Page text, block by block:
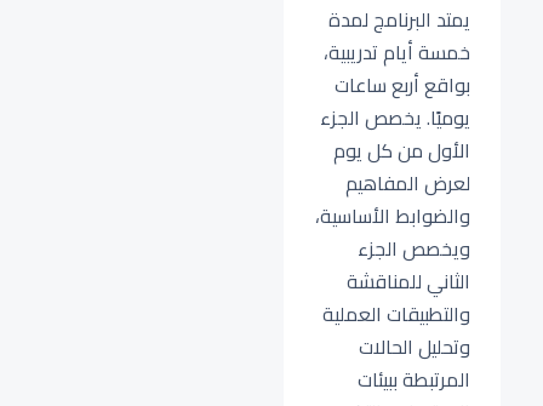
يمتد البرنامج لمدة
خمسة أيام تدريبية،
بواقع أربع ساعات
يوميًا. يخصص الجزء
الأول من كل يوم
لعرض المفاهيم
والضوابط الأساسية،
ويخصص الجزء
الثاني للمناقشة
والتطبيقات العملية
وتحليل الحالات
المرتبطة ببيئات